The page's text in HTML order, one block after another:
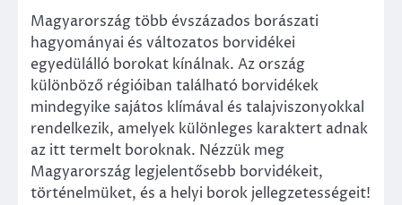
Magyarország több évszázados borászati
hagyományai és változatos borvidékei
egyedülálló borokat kínálnak. Az ország
különböző régióiban található borvidékek
mindegyike sajátos klímával és talajviszonyokkal
rendelkezik, amelyek különleges karaktert adnak
az itt termelt boroknak. Nézzük meg
Magyarország legjelentősebb borvidékeit,
történelmüket, és a helyi borok jellegzetességeit!